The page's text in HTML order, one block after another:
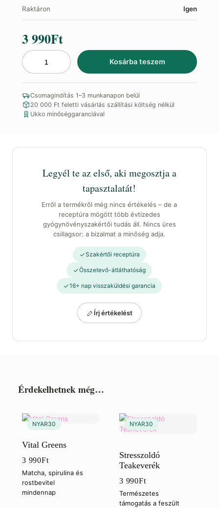
Raktáron Igen
3 990Ft
Pocak
Kosárba teszem
Csomagindítás 1–3 munkanapon belül
20 000 Ft feletti vásárlás szállítási költség nélkül
Ukko minőséggaranciával
Legyél te az első, aki megosztja a
tapasztalatát!
Erről a termékről még nincs értékelés – de a
receptúra mögött több évtizedes
gyógynövényszakértői tudás áll. Nincs üres
csillagsor: a bizalmat a minőség adja.
Szakértői receptúra
Összetevő-átláthatóság
16+ nap visszaküldési garancia
Írj értékelést
Érdekelhetnek még…
Vital Greens
3 990Ft
Matcha, spirulina és
rostbevitel
mindennap
Stresszoldó
Teakeverék
3 990Ft
Természetes
támogatás a feszült